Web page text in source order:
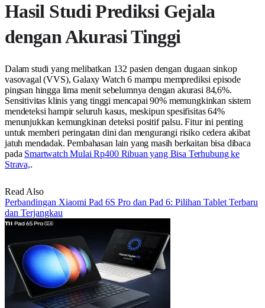
Hasil Studi Prediksi Gejala
dengan Akurasi Tinggi
Dalam studi yang melibatkan 132 pasien dengan dugaan sinkop
vasovagal (VVS), Galaxy Watch 6 mampu memprediksi episode
pingsan hingga lima menit sebelumnya dengan akurasi 84,6%.
Sensitivitas klinis yang tinggi mencapai 90% memungkinkan sistem
mendeteksi hampir seluruh kasus, meskipun spesifisitas 64%
menunjukkan kemungkinan deteksi positif palsu. Fitur ini penting
untuk memberi peringatan dini dan mengurangi risiko cedera akibat
jatuh mendadak. Pembahasan lain yang masih berkaitan bisa dibaca
pada Smartwatch Mulai Rp400 Ribuan yang Bisa Terhubung ke
Strava,.
Read Also
Perbandingan Xiaomi Pad 6S Pro dan Pad 6: Pilihan Tablet Terbaru
dan Terjangkau